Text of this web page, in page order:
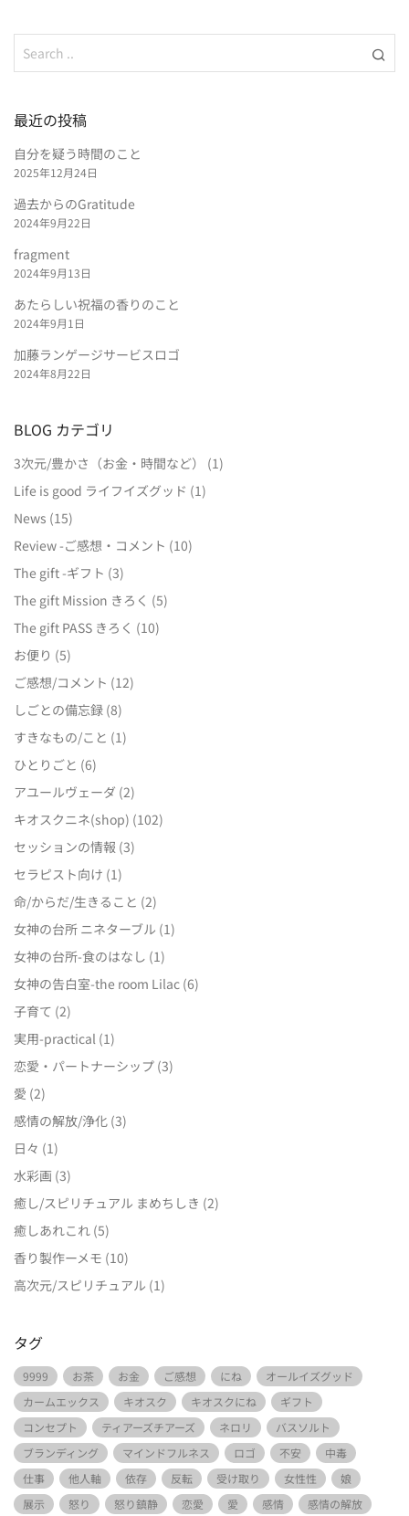
最近の投稿
自分を疑う時間のこと
2025年12月24日
過去からのGratitude
2024年9月22日
fragment
2024年9月13日
あたらしい祝福の香りのこと
2024年9月1日
加藤ランゲージサービスロゴ
2024年8月22日
BLOG カテゴリ
3次元/豊かさ（お金・時間など）
(1)
Life is good ライフイズグッド (1)
News (15)
Review -ご感想・コメント (10)
The gift -ギフト (3)
The gift Mission きろく (5)
The gift PASS きろく (10)
お便り (5)
ご感想/コメント (12)
しごとの備忘録 (8)
すきなもの/こと (1)
ひとりごと (6)
アユールヴェーダ (2)
キオスクニネ(shop) (102)
セッションの情報 (3)
セラピスト向け (1)
命/からだ/生きること (2)
女神の台所 ニネターブル (1)
女神の台所-食のはなし (1)
女神の告白室-the room Lilac (6)
子育て (2)
実用-practical (1)
恋愛・パートナーシップ (3)
愛 (2)
感情の解放/浄化 (3)
日々 (1)
水彩画 (3)
癒し/スピリチュアル まめちしき (2)
癒しあれこれ (5)
香り製作ーメモ (10)
高次元/スピリチュアル (1)
タグ
9999 お茶 お金 ご感想 にね
オールイズグッド
カームエックス
キオスク キオスクにね
ギフト
コンセプト
ティアーズチアーズ ネロリ
バスソルト
ブランディング
マインドフルネス ロゴ 不安
中毒
仕事
他人軸 依存 反転 受け取り 女性性
娘
展示
怒り 怒り鎮静 恋愛 愛 感情 感情の解放